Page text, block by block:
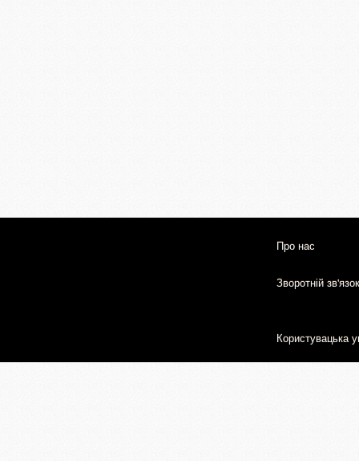
Про нас
Зворотній зв'язок
Користувацька